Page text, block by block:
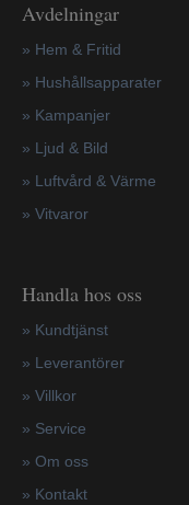
Avdelningar
» Hem & Fritid
» Hushållsapparater
» Kampanjer
» Ljud & Bild
» Luftvård & Värme
» Vitvaror
Handla hos oss
» Kundtjänst
» Leverantörer
» Villkor
» Service
» Om oss
» Kontakt